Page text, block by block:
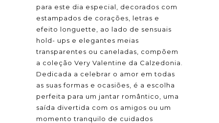
para este dia especial, decorados com
estampados de corações, letras e
efeito longuette, ao lado de sensuais
hold- ups e elegantes meias
transparentes ou caneladas, compõem
a coleção Very Valentine da Calzedonia.
Dedicada a celebrar o amor em todas
as suas formas e ocasiões, é a escolha
perfeita para um jantar romântico, uma
saída divertida com os amigos ou um
momento tranquilo de cuidados